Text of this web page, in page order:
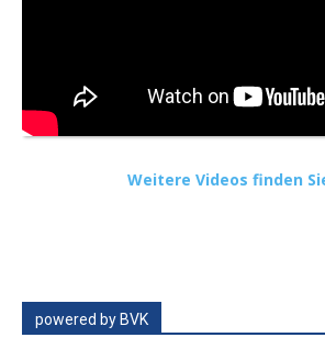
Weitere Videos finden
powered by BVK